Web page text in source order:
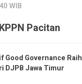
WIB
Pacitan
Good Governance Raih
DJPB Jawa Timur